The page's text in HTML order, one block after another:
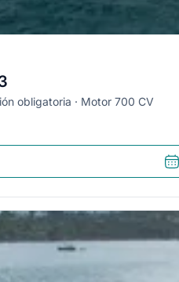
obligatoria
Motor 700 CV